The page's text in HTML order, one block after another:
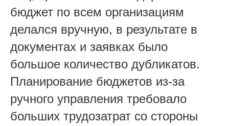
бюджет по всем организациям
делался вручную, в результате в
документах и заявках было
большое количество дубликатов.
Планирование бюджетов из-за
ручного управления требовало
больших трудозатрат со стороны